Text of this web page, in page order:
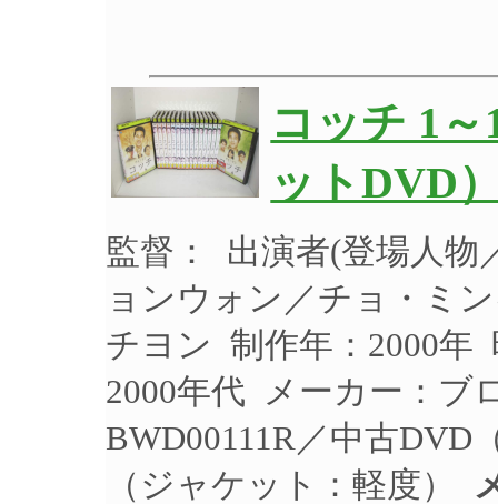
コッチ 1
ットDVD
監督： 出演者(登場人物
ョンウォン／チョ・ミ
チヨン 制作年：2000年
2000年代 メーカー：ブ
BWD00111R／中古
（ジャケット：軽度）